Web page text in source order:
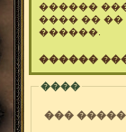
������
���� ��
������.
������
����
���